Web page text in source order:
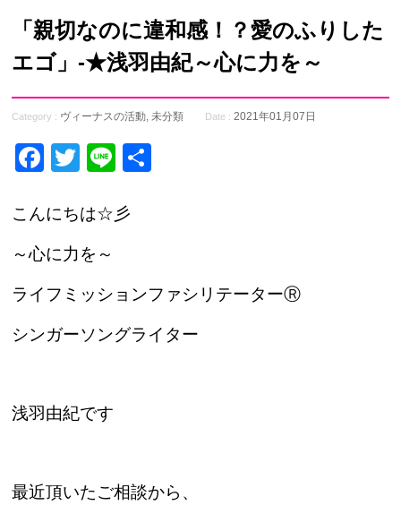
「親切なのに違和感！？愛のふりした
エゴ」-★浅羽由紀～心に力を～
Category : ヴィーナスの活動,未分類 Date : 2021年01月07日
Facebook
Twitter
Line
こんにちは☆彡
～心に力を～
ライフミッションファシリテーターⓇ
シンガーソングライター
浅羽由紀です
最近頂いたご相談から、